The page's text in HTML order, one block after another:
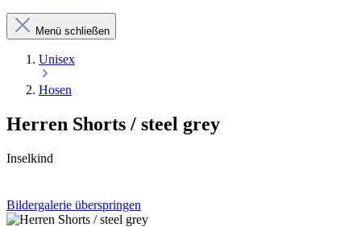
Menü schließen
Unisex
Hosen
Herren Shorts / steel grey
Inselkind
Bildergalerie überspringen